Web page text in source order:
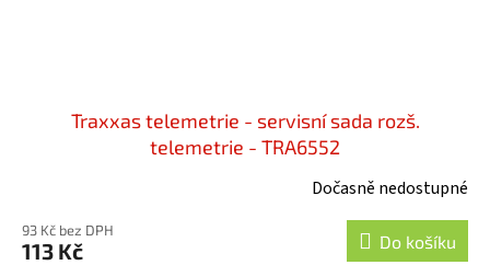
Traxxas telemetrie - servisní sada rozš.
telemetrie - TRA6552
Dočasně nedostupné
93 Kč bez DPH
113 Kč Do košíku